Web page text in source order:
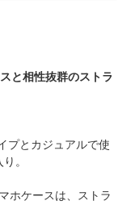
と相性抜群のストラ
プとカジュアルで使
。
ホケースは、ストラ